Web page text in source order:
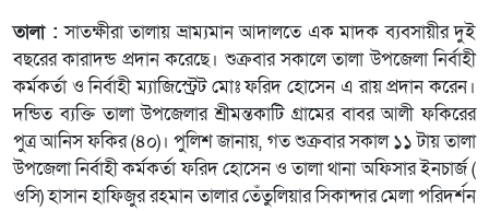
তালা : সাতক্ষীরা তালায় ভ্রাম্যমান আদালতে এক মাদক ব্যবসায়ীর দুই
বছরের কারাদন্ড প্রদান করেছে। শুক্রবার সকালে তালা উপজেলা নির্বাহী
কর্মকর্তা ও নির্বাহী ম্যাজিস্ট্রেট মোঃ ফরিদ হোসেন এ রায় প্রদান করেন।
দন্ডিত ব্যক্তি তালা উপজেলার শ্রীমন্তকাটি গ্রামের বাবর আলী ফকিরের
পুত্র আনিস ফকির (৪০)। পুলিশ জানায়, গত শুক্রবার সকাল ১১ টায় তালা
উপজেলা নির্বাহী কর্মকর্তা ফরিদ হোসেন ও তালা থানা অফিসার ইনচার্জ (
ওসি) হাসান হাফিজুর রহমান তালার তেঁতুলিয়ার সিকান্দার মেলা পরিদর্শন